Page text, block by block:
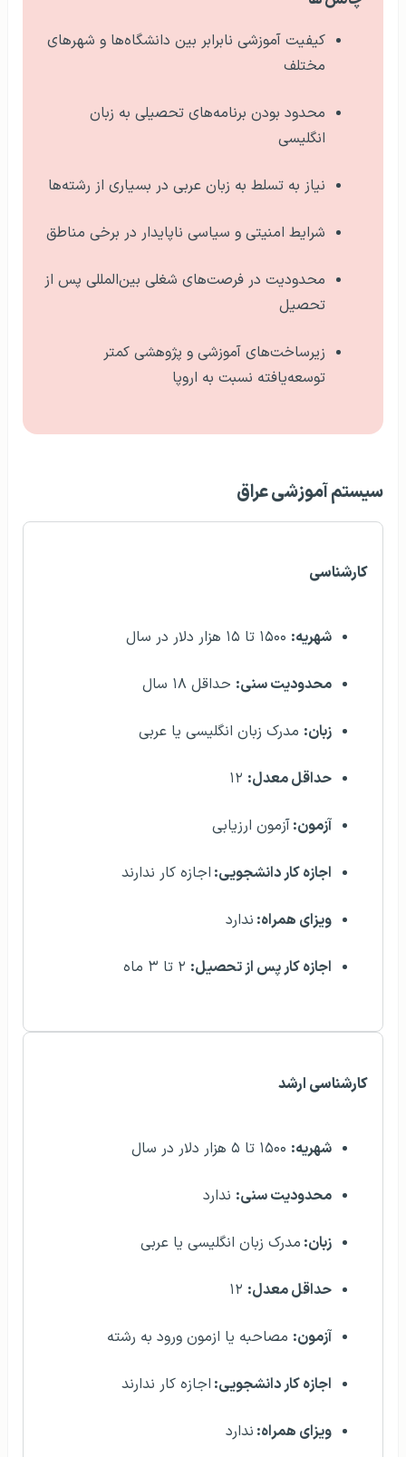
کیفیت آموزشی نابرابر بین دانشگاه‌ها و شهرهای
مختلف
محدود بودن برنامه‌های تحصیلی به زبان
انگلیسی
نیاز به تسلط به زبان عربی در بسیاری از رشته‌ها
شرایط امنیتی و سیاسی ناپایدار در برخی مناطق
محدودیت در فرصت‌های شغلی بین‌المللی پس از
تحصیل
زیرساخت‌های آموزشی و پژوهشی کمتر
توسعه‌یافته نسبت به اروپا
سیستم آموزشی عراق
کارشناسی
شهریه:
محدودیت سنی: حداقل ۱۸ سال
زبان: مدرک زبان انگلیسی یا عربی
حداقل معدل:
آزمون:آزمون ارزیابی
اجازه کار دانشجویی: اجازه کار ندارند
ویزای همراه: ندارد
اجازه کار پس از تحصیل:
کارشناسی ارشد
شهریه:
محدودیت سنی: ندارد
زبان: مدرک زبان انگلیسی یا عربی
حداقل معدل:
آزمون: مصاحبه یا ازمون ورود به رشته
اجازه کار دانشجویی: اجازه کار ندارند
ویزای همراه: ندارد